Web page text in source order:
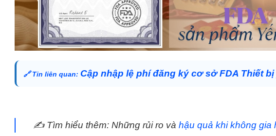
🔗Tin liên quan: Cập nhập lệ phí đăng ký cơ sở FDA Thiết
✍️ Tìm hiểu thêm: Những rủi ro và hậu quả khi không gia